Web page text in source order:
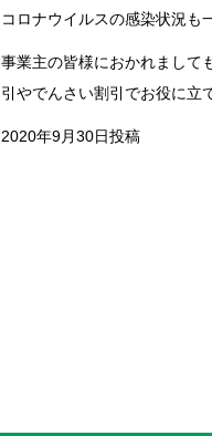
コロナウイルスの感染状況も
事業主の皆様におかれま
引やでんさい割引でお役に立
2020年9月30日投稿